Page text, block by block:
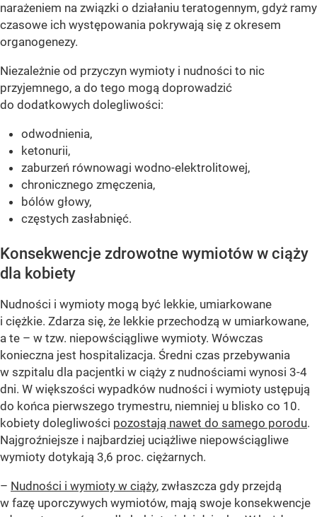
narażeniem na związki o działaniu teratogennym, gdyż ramy
czasowe ich występowania pokrywają się z okresem
organogenezy.
Niezależnie od przyczyn wymioty i nudności to nic
przyjemnego, a do tego mogą doprowadzić
do dodatkowych dolegliwości:
odwodnienia,
ketonurii,
zaburzeń równowagi wodno-elektrolitowej,
chronicznego zmęczenia,
bólów głowy,
częstych zasłabnięć.
Konsekwencje zdrowotne wymiotów w ciąży
dla kobiety
Nudności i wymioty mogą być lekkie, umiarkowane
i ciężkie. Zdarza się, że lekkie przechodzą w umiarkowane,
a te – w tzw. niepowściągliwe wymioty. Wówczas
konieczna jest hospitalizacja. Średni czas przebywania
w szpitalu dla pacjentki w ciąży z nudnościami wynosi 3-4
dni. W większości wypadków nudności i wymioty ustępują
do końca pierwszego trymestru, niemniej u blisko co 10.
kobiety dolegliwości pozostają nawet do samego porodu.
Najgroźniejsze i najbardziej uciążliwe niepowściągliwe
wymioty dotykają 3,6 proc. ciężarnych.
– Nudności i wymioty w ciąży, zwłaszcza gdy przejdą
w fazę uporczywych wymiotów, mają swoje konsekwencje